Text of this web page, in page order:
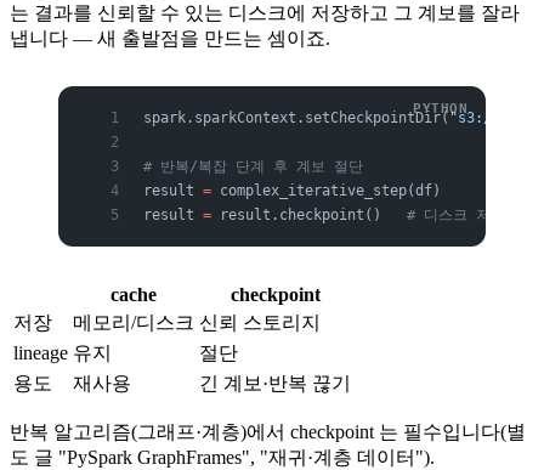
는 결과를 신뢰할 수 있는 디스크에 저장하고 그 계보를 잘라
냅니다 — 새 출발점을 만드는 셈이죠.
spark.sparkContext.setCheckpointDir("s3://
# 반복/복잡 단계 후 계보 절단
result = complex_iterative_step(df)
result = result.checkpoint() # 디스크 저장 +
cache
checkpoint
저장
메모리/디스크 신뢰 스토리지
lineage 유지
절단
용도
재사용 긴 계보·반복 끊기
반복 알고리즘(그래프·계층)에서 checkpoint 는 필수입니다(별
도 글 "PySpark GraphFrames", "재귀·계층 데이터").